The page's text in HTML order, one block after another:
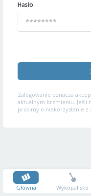
Hasło
Zalogowanie oznacza
aktualnym brzmieniu. Jeśli
prosimy o niekorzystanie z
Główna Wykopalisko